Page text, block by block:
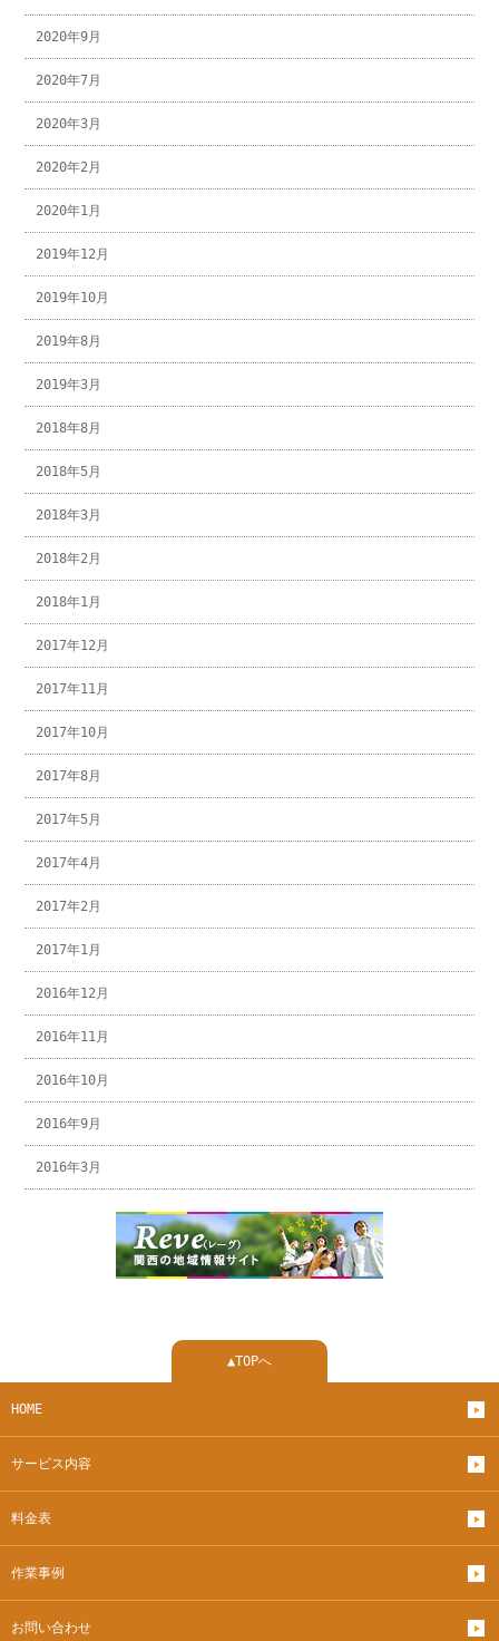
2020年9月
2020年7月
2020年3月
2020年2月
2020年1月
2019年12月
2019年10月
2019年8月
2019年3月
2018年8月
2018年5月
2018年3月
2018年2月
2018年1月
2017年12月
2017年11月
2017年10月
2017年8月
2017年5月
2017年4月
2017年2月
2017年1月
2016年12月
2016年11月
2016年10月
2016年9月
2016年3月
▲TOPへ
HOME
サービス内容
料金表
作業事例
お問い合わせ